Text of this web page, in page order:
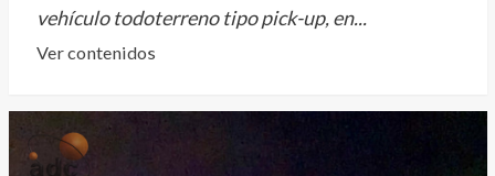
vehículo todoterreno tipo pick-up, en...
Ver contenidosLeer
sobre